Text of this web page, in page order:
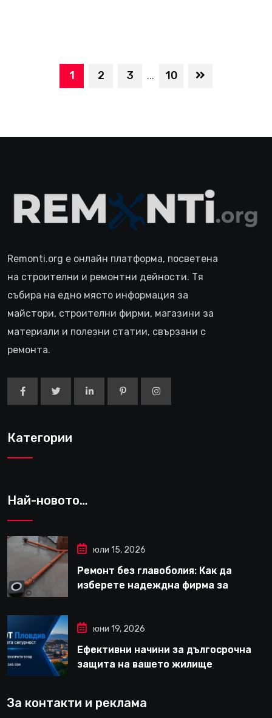
1 2 3 ... 10
Remonti.org е онлайн платформа, посветена
на строителни и ремонтни дейности. Тя
събира на едно място информация за
майстори, строителни фирми, магазини за
материали и полезни статии, свързани с
ремонта.
Категории
Най-новото…
юли 15, 2026
Ремонт без главоболия: Как да
изберете надеждна фирма за
юни 19, 2026
Ефективни начини за дългосрочна
защита на вашето жилище
За контакти и реклама